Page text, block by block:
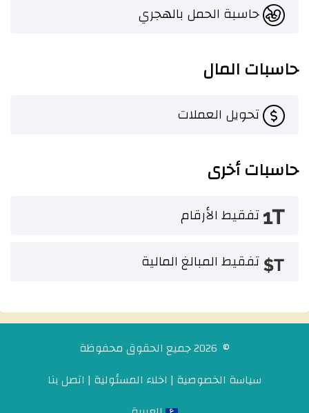
حاسبة الحمل بالهجري
حاسبات المال
تحويل العملات
حاسبات أخرى
تفقيط الأرقام
تفقيط المبالغ المالية
© 2026 جميع الحقوق محفوظة
سياسة الخصوصية | اخلاء المسئولية | اتصل بنا